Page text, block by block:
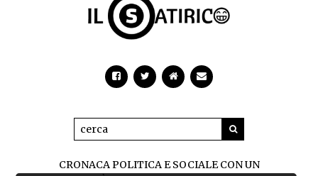
CRONACA POLITICA E SOCIALE CON UN